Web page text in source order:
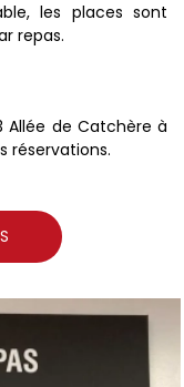
les places sont
repas.
Allée de Catchère à
réservations.